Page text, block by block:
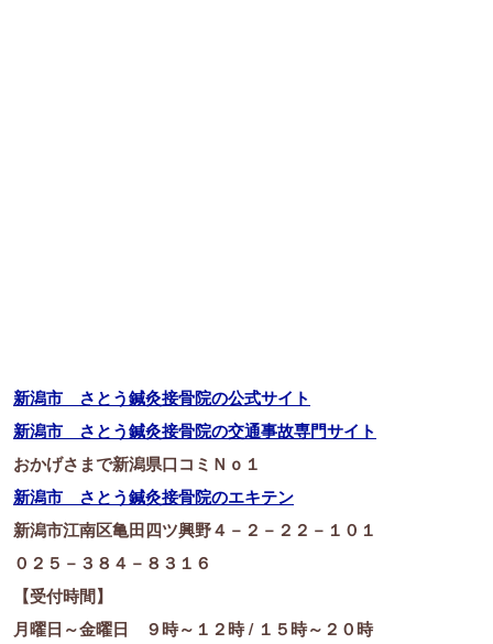
新潟市 さとう鍼灸接骨院の公式サイト
新潟市 さとう鍼灸接骨院の交通事故専門サイト
おかげさまで新潟県口コミＮｏ１
新潟市 さとう鍼灸接骨院のエキテン
新潟市江南区亀田四ツ興野４－２－２２－１０１
０２５－３８４－８３１６
【受付時間】
月曜日～金曜日 ９時～１２時 / １５時～２０時